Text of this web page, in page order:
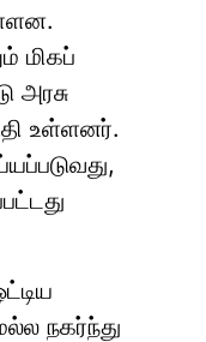
மிகப்
அரசு
உள்ளனர்.
நகர்ந்து